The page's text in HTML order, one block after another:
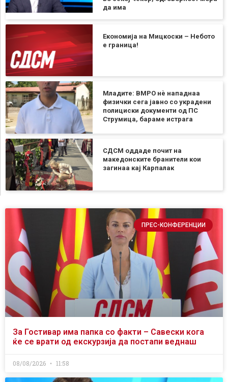
да има
Економија на Мицкоски – Небото
е граница!
Младите: ВМРО нè нападнаа
физички сега јавно со украдени
полициски документи од ПС
Струмица, бараме истрага
СДСМ оддаде почит на
македонските бранители кои
загинаа кај Карпалак
ПРЕС-КОНФЕРЕНЦИИ
За Гостивар има папка со факти – Савески кога
ќе се врати од екскурзија да постапи веднаш
08/08/2026 11:58